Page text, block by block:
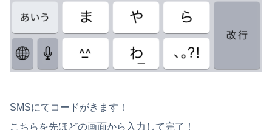
SMSにてコードがきます！
こちらを先ほどの画面から入力して完了！